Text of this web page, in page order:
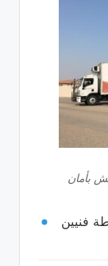
بأمان
فنيين